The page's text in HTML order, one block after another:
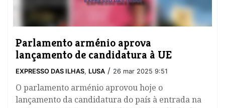
Parlamento arménio aprova
lançamento de candidatura à UE
EXPRESSO DAS ILHAS, LUSA / 26 mar 2025 9:51
O parlamento arménio aprovou hoje o
lançamento da candidatura do país à entrada na